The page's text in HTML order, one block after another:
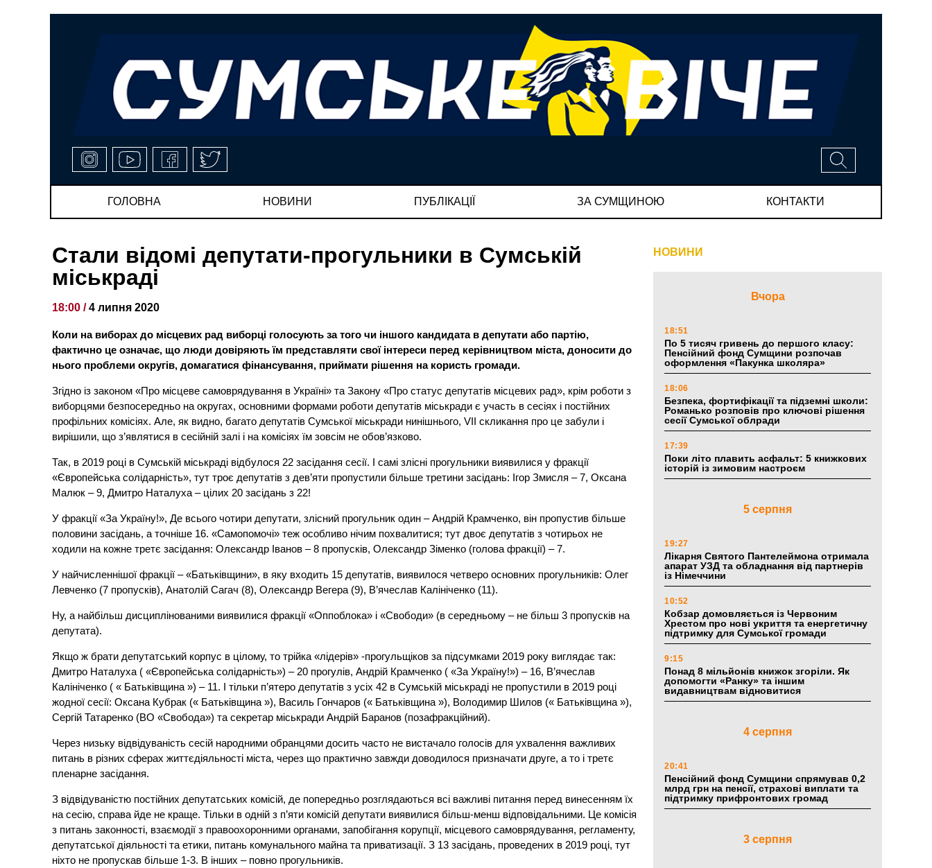
ГОЛОВНА НОВИНИ ПУБЛІКАЦІЇ ЗА СУМЩИНОЮ КОНТАКТИ
Стали відомі депутати-прогульники в Сумській
міськраді
18:00 /4 липня 2020
Коли на виборах до місцевих рад виборці голосують за того чи іншого кандидата в депутати або партію,
фактично це означає, що люди довіряють їм представляти свої інтереси перед керівництвом міста, доносити до
нього проблеми округів, домагатися фінансування, приймати рішення на користь громади.
Згідно із законом «Про місцеве самоврядування в Україні» та Закону «Про статус депутатів місцевих рад», крім роботи з
виборцями безпосередньо на округах, основними формами роботи депутатів міськради є участь в сесіях і постійних
профільних комісіях. Але, як видно, багато депутатів Сумської міськради нинішнього, VII скликання про це забули і
вирішили, що з’являтися в сесійній залі і на комісіях їм зовсім не обов’язково.
Так, в 2019 році в Сумській міськраді відбулося 22 засідання сесії. І самі злісні прогульники виявилися у фракції
«Європейська солідарність», тут троє депутатів з дев’яти пропустили більше третини засідань: Ігор Змисля – 7, Оксана
Малюк – 9, Дмитро Наталуха – цілих 20 засідань з 22!
У фракції «За Україну!», Де всього чотири депутати, злісний прогульник один – Андрій Крамченко, він пропустив більше
половини засідань, а точніше 16. «Самопомочі» теж особливо нічим похвалитися; тут двоє депутатів з чотирьох не
ходили на кожне третє засідання: Олександр Іванов – 8 пропусків, Олександр Зіменко (голова фракції) – 7.
У найчисленнішої фракції – «Батьківщини», в яку входить 15 депутатів, виявилося четверо основних прогульників: Олег
Левченко (7 пропусків), Анатолій Сагач (8), Олександр Вегера (9), В’ячеслав Калініченко (11).
Ну, а найбільш дисциплінованими виявилися фракції «Оппоблока» і «Свободи» (в середньому – не більш 3 пропусків на
депутата).
Якщо ж брати депутатський корпус в цілому, то трійка «лідерів» -прогульщіков за підсумками 2019 року виглядає так:
Дмитро Наталуха ( «Європейська солідарність») – 20 прогулів, Андрій Крамченко ( «За Україну!») – 16, В’ячеслав
Калініченко ( « Батьківщина ») – 11. І тільки п’ятеро депутатів з усіх 42 в Сумській міськраді не пропустили в 2019 році
жодної сесії: Оксана Кубрак (« Батьківщина »), Василь Гончаров (« Батьківщина »), Володимир Шилов (« Батьківщина »),
Сергій Татаренко (ВО «Свобода») та секретар міськради Андрій Баранов (позафракційний).
Через низьку відвідуваність сесій народними обранцями досить часто не вистачало голосів для ухвалення важливих
питань в різних сферах життєдіяльності міста, через що практично завжди доводилося призначати друге, а то і третє
пленарне засідання.
З відвідуваністю постійних депутатських комісій, де попередньо розглядаються всі важливі питання перед винесенням їх
на сесію, справа йде не краще. Тільки в одній з п’яти комісій депутати виявилися більш-менш відповідальними. Це комісія
з питань законності, взаємодії з правоохоронними органами, запобігання корупції, місцевого самоврядування, регламенту,
депутатської діяльності та етики, питань комунального майна та приватизації. З 13 засідань, проведених в 2019 році, тут
ніхто не пропускав більше 1-3. В інших – повно прогульників.
НОВИНИ
Вчора
18:51
По 5 тисяч гривень до першого класу:
Пенсійний фонд Сумщини розпочав
оформлення «Пакунка школяра»
18:06
Безпека, фортифікації та підземні школи:
Романько розповів про ключові рішення
сесії Сумської облради
17:39
Поки літо плавить асфальт: 5 книжкових
історій із зимовим настроєм
5 серпня
19:27
Лікарня Святого Пантелеймона отримала
апарат УЗД та обладнання від партнерів
із Німеччини
10:52
Кобзар домовляється із Червоним
Хрестом про нові укриття та енергетичну
підтримку для Сумської громади
9:15
Понад 8 мільйонів книжок згоріли. Як
допомогти «Ранку» та іншим
видавництвам відновитися
4 серпня
20:41
Пенсійний фонд Сумщини спрямував 0,2
млрд грн на пенсії, страхові виплати та
підтримку прифронтових громад
3 серпня